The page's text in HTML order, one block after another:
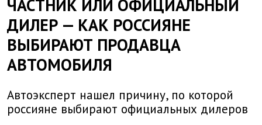
ЧАСТНИК ИЛИ ОФИЦИАЛЬНЫЙ
ДИЛЕР — КАК РОССИЯНЕ
ВЫБИРАЮТ ПРОДАВЦА
АВТОМОБИЛЯ
Автоэксперт нашел причину, по которой
россияне выбирают официальных дилеров